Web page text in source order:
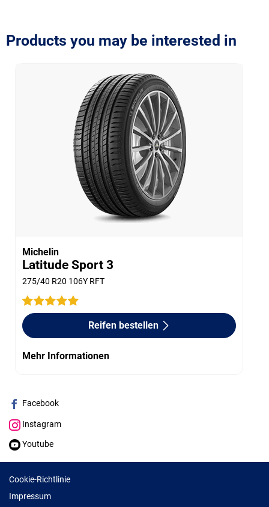
Products you may be interested in
Michelin
Latitude Sport 3
275/40 R20 106Y RFT
Reifen bestellen
Mehr Informationen
Facebook
Instagram
Youtube
Cookie-Richtlinie
Impressum